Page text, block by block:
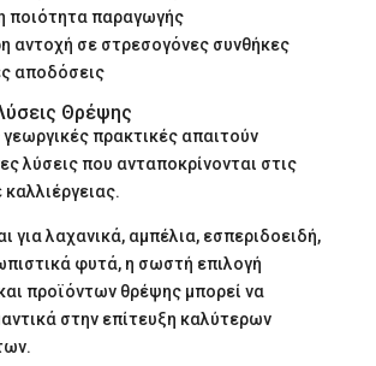
ποιότητα παραγωγής
αντοχή σε στρεσογόνες συνθήκες
αποδόσεις
Θρέψης
πρακτικές απαιτούν
λύσεις που ανταποκρίνονται στις
για λαχανικά, αμπέλια, εσπεριδοειδή,
φυτά, η σωστή επιλογή
προϊόντων θρέψης μπορεί να
στην επίτευξη καλύτερων